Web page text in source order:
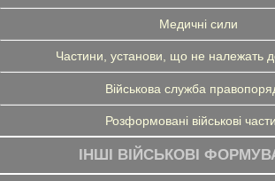
Медичні сили
Частини, установи, що не належать
Військова служба
Розформовані військові
ІНШІ ВІЙСЬКОВІ